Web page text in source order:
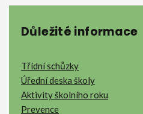
Důležité informace
Třídní schůzky
Úřední deska školy
Aktivity školního roku
Prevence